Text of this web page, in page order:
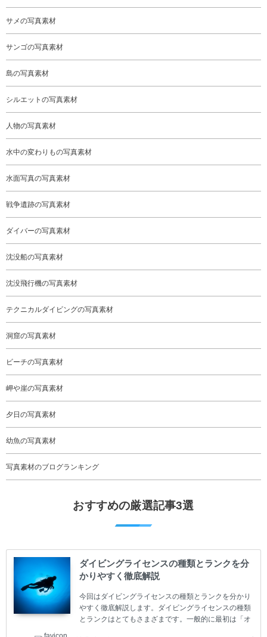
サメの写真素材
サンゴの写真素材
島の写真素材
シルエットの写真素材
人物の写真素材
水中の変わりもの写真素材
水面写真の写真素材
戦争遺跡の写真素材
ダイバーの写真素材
沈没船の写真素材
沈没飛行機の写真素材
テクニカルダイビングの写真素材
洞窟の写真素材
ビーチの写真素材
岬や崖の写真素材
夕日の写真素材
幼魚の写真素材
写真素材のブログランキング
おすすめの厳選記事3選
ダイビングライセンスの種類とランクを分
かりやすく徹底解説
今回はダイビングライセンスの種類とランクを分かり
やすく徹底解説します。ダイビングライセンスの種類
とランクはとてもさまざまです。一般的に最初は「オ